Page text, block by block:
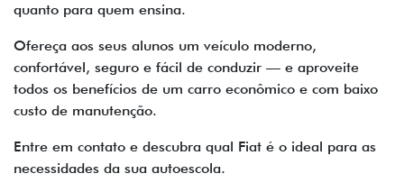
quanto para quem ensina.
Ofereça aos seus alunos um veículo moderno,
confortável, seguro e fácil de conduzir — e aproveite
todos os benefícios de um carro econômico e com baixo
custo de manutenção.
Entre em contato e descubra qual Fiat é o ideal para as
necessidades da sua autoescola.